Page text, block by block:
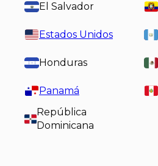
El Salvador
Estados Unidos
Honduras
Panamá
República
Dominicana